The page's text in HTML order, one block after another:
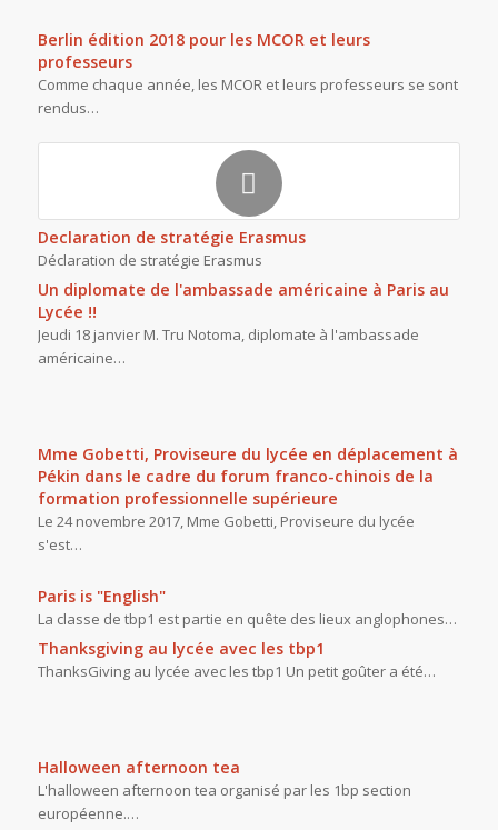
Berlin édition 2018 pour les MCOR et leurs
professeurs
Comme chaque année, les MCOR et leurs professeurs se sont
rendus…
Declaration de stratégie Erasmus
Déclaration de stratégie Erasmus
Un diplomate de l'ambassade américaine à Paris au
Lycée !!
Jeudi 18 janvier M. Tru Notoma, diplomate à l'ambassade
américaine…
Mme Gobetti, Proviseure du lycée en déplacement à
Pékin dans le cadre du forum franco-chinois de la
formation professionnelle supérieure
Le 24 novembre 2017, Mme Gobetti, Proviseure du lycée
s'est…
Paris is "English"
La classe de tbp1 est partie en quête des lieux anglophones…
Thanksgiving au lycée avec les tbp1
ThanksGiving au lycée avec les tbp1 Un petit goûter a été…
Halloween afternoon tea
L'halloween afternoon tea organisé par les 1bp section
européenne.…